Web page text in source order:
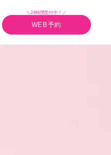
＼24時間受付中！／
WEB予約